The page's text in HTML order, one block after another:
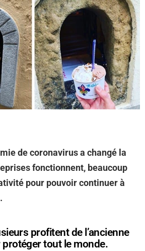
de coronavirus a changé la
fonctionnent, beaucoup
pour pouvoir continuer à
profitent de l’ancienne
tout le monde.